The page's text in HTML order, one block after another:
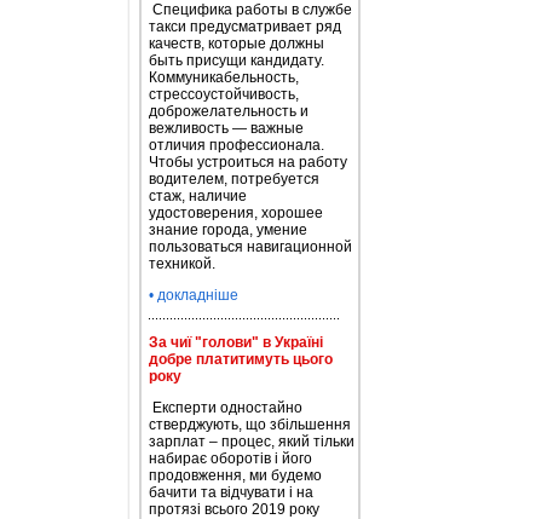
Специфика работы в службе
такси предусматривает ряд
качеств, которые должны
быть присущи кандидату.
Коммуникабельность,
стрессоустойчивость,
доброжелательность и
вежливость — важные
отличия профессионала.
Чтобы устроиться на работу
водителем, потребуется
стаж, наличие
удостоверения, хорошее
знание города, умение
пользоваться навигационной
техникой.
• докладніше
За чиї "голови" в Україні
добре платитимуть цього
року
Експерти одностайно
стверджують, що збільшення
зарплат – процес, який тільки
набирає оборотів і його
продовження, ми будемо
бачити та відчувати і на
протязі всього 2019 року